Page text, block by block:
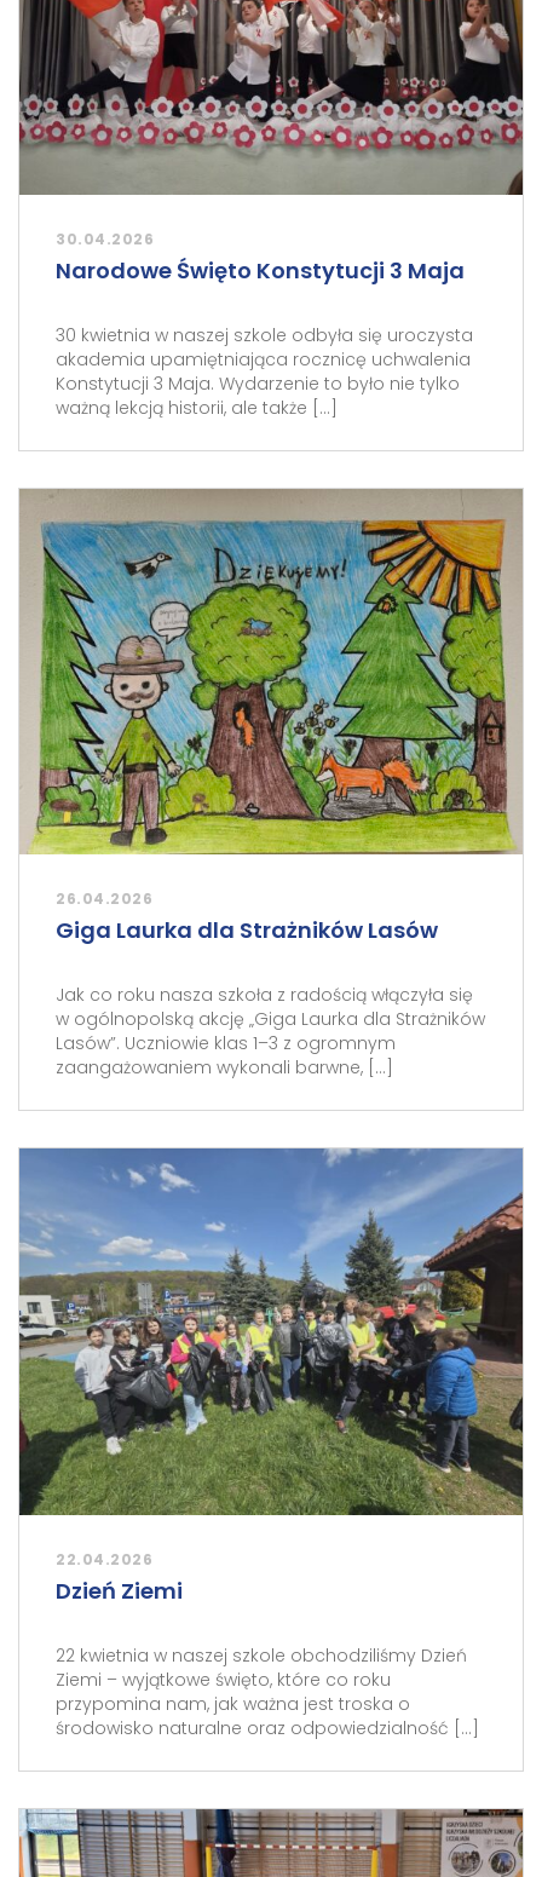
30.04.2026
Narodowe Święto Konstytucji 3 Maja
30 kwietnia w naszej szkole odbyła się uroczysta
akademia upamiętniająca rocznicę uchwalenia
Konstytucji 3 Maja. Wydarzenie to było nie tylko
ważną lekcją historii, ale także […]
26.04.2026
Giga Laurka dla Strażników Lasów
Jak co roku nasza szkoła z radością włączyła się
w ogólnopolską akcję „Giga Laurka dla Strażników
Lasów”. Uczniowie klas 1–3 z ogromnym
zaangażowaniem wykonali barwne, […]
22.04.2026
Dzień Ziemi
22 kwietnia w naszej szkole obchodziliśmy Dzień
Ziemi – wyjątkowe święto, które co roku
przypomina nam, jak ważna jest troska o
środowisko naturalne oraz odpowiedzialność […]